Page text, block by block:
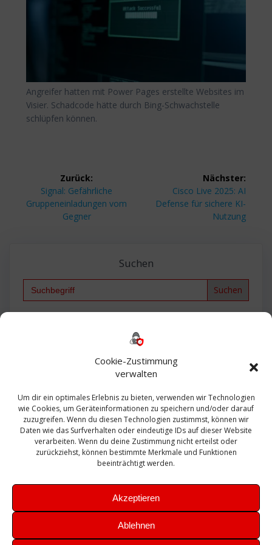
Cookie-Zustimmung
verwalten
Um dir ein optimales Erlebnis zu bieten, verwenden wir Technologien
wie Cookies, um Geräteinformationen zu speichern und/oder darauf
zuzugreifen. Wenn du diesen Technologien zustimmst, können wir
Daten wie das Surfverhalten oder eindeutige IDs auf dieser Website
verarbeiten. Wenn du deine Zustimmung nicht erteilst oder
zurückziehst, können bestimmte Merkmale und Funktionen
beeinträchtigt werden.
Akzeptieren
Ablehnen
Angreifer hatten mit Power Pages erstellte Websites im
Visier. Schadcode hätte durch Bing-Schwachstelle
schlüpfen können.
Beitragsnavigation
Zurück:
Vorheriger
Beitrag:
Signal: Gefährliche
Gruppeneinladungen vom
Gegner
Nächster:
Nächster
Beitrag:
Cisco Live 2025: AI
Defense für sichere KI-
Nutzung
Suchen
Search
Bautagebuch
Exchange firewall Fritzbox
Microsoft
Sanierung SBS Security Server Sicherheit
Sicherung SIEM Sophos SSL Ubuntu
Update Upgrade UTM VCenter VCSA Veeam
VMWare VPN WAZUH Windows
Zertifikat